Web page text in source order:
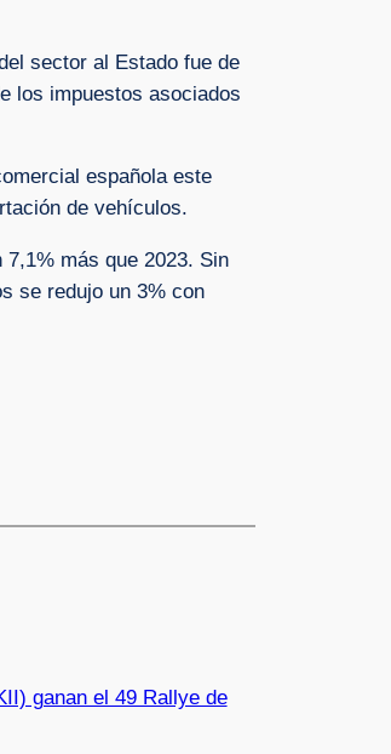
sector al Estado fue de
los impuestos asociados
española este
de vehículos.
más que 2023. Sin
se redujo un 3% con
ganan el 49 Rallye de